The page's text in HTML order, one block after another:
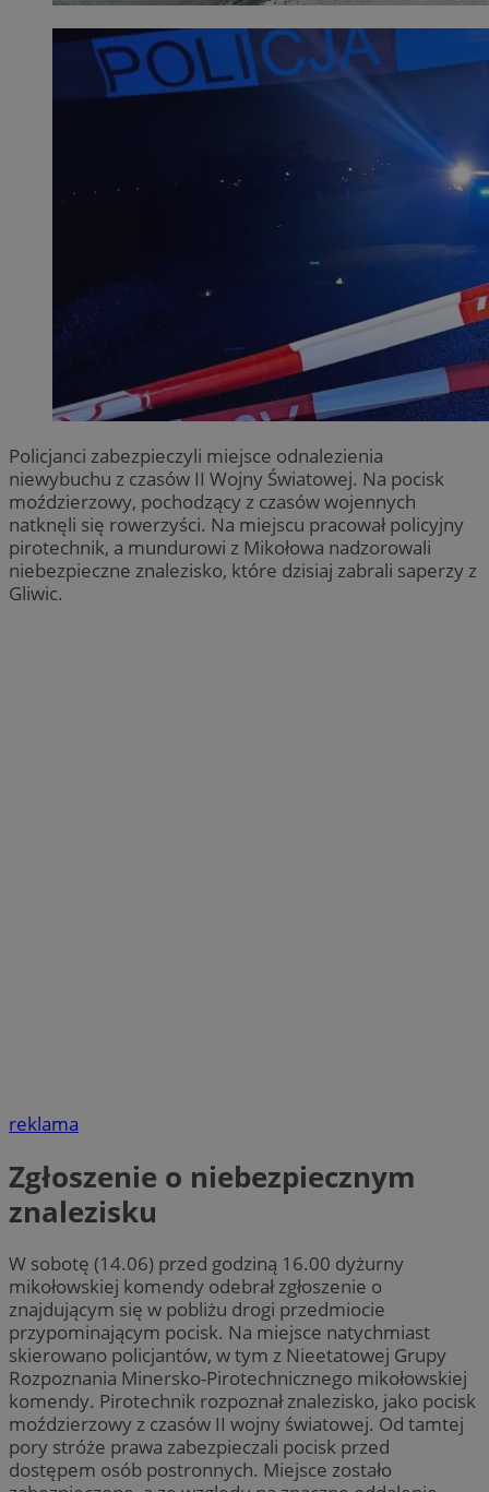
Policjanci zabezpieczyli miejsce odnalezienia
niewybuchu z czasów II Wojny Światowej. Na pocisk
moździerzowy, pochodzący z czasów wojennych
natknęli się rowerzyści. Na miejscu pracował policyjny
pirotechnik, a mundurowi z Mikołowa nadzorowali
niebezpieczne znalezisko, które dzisiaj zabrali saperzy z
Gliwic.
reklama
Zgłoszenie o niebezpiecznym
znalezisku
W sobotę (14.06) przed godziną 16.00 dyżurny
mikołowskiej komendy odebrał zgłoszenie o
znajdującym się w pobliżu drogi przedmiocie
przypominającym pocisk. Na miejsce natychmiast
skierowano policjantów, w tym z Nieetatowej Grupy
Rozpoznania Minersko-Pirotechnicznego mikołowskiej
komendy. Pirotechnik rozpoznał znalezisko, jako pocisk
moździerzowy z czasów II wojny światowej. Od tamtej
pory stróże prawa zabezpieczali pocisk przed
dostępem osób postronnych. Miejsce zostało